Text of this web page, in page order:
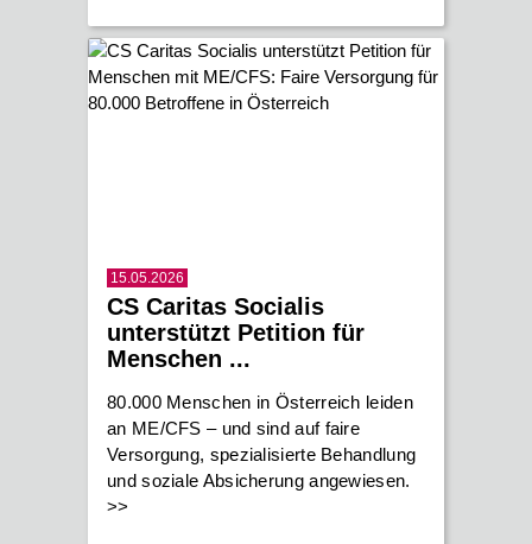
15.05.2026
CS Caritas Socialis
unterstützt Petition für
Menschen ...
80.000 Menschen in Österreich leiden
an ME/CFS – und sind auf faire
Versorgung, spezialisierte Behandlung
und soziale Absicherung angewiesen.
>>